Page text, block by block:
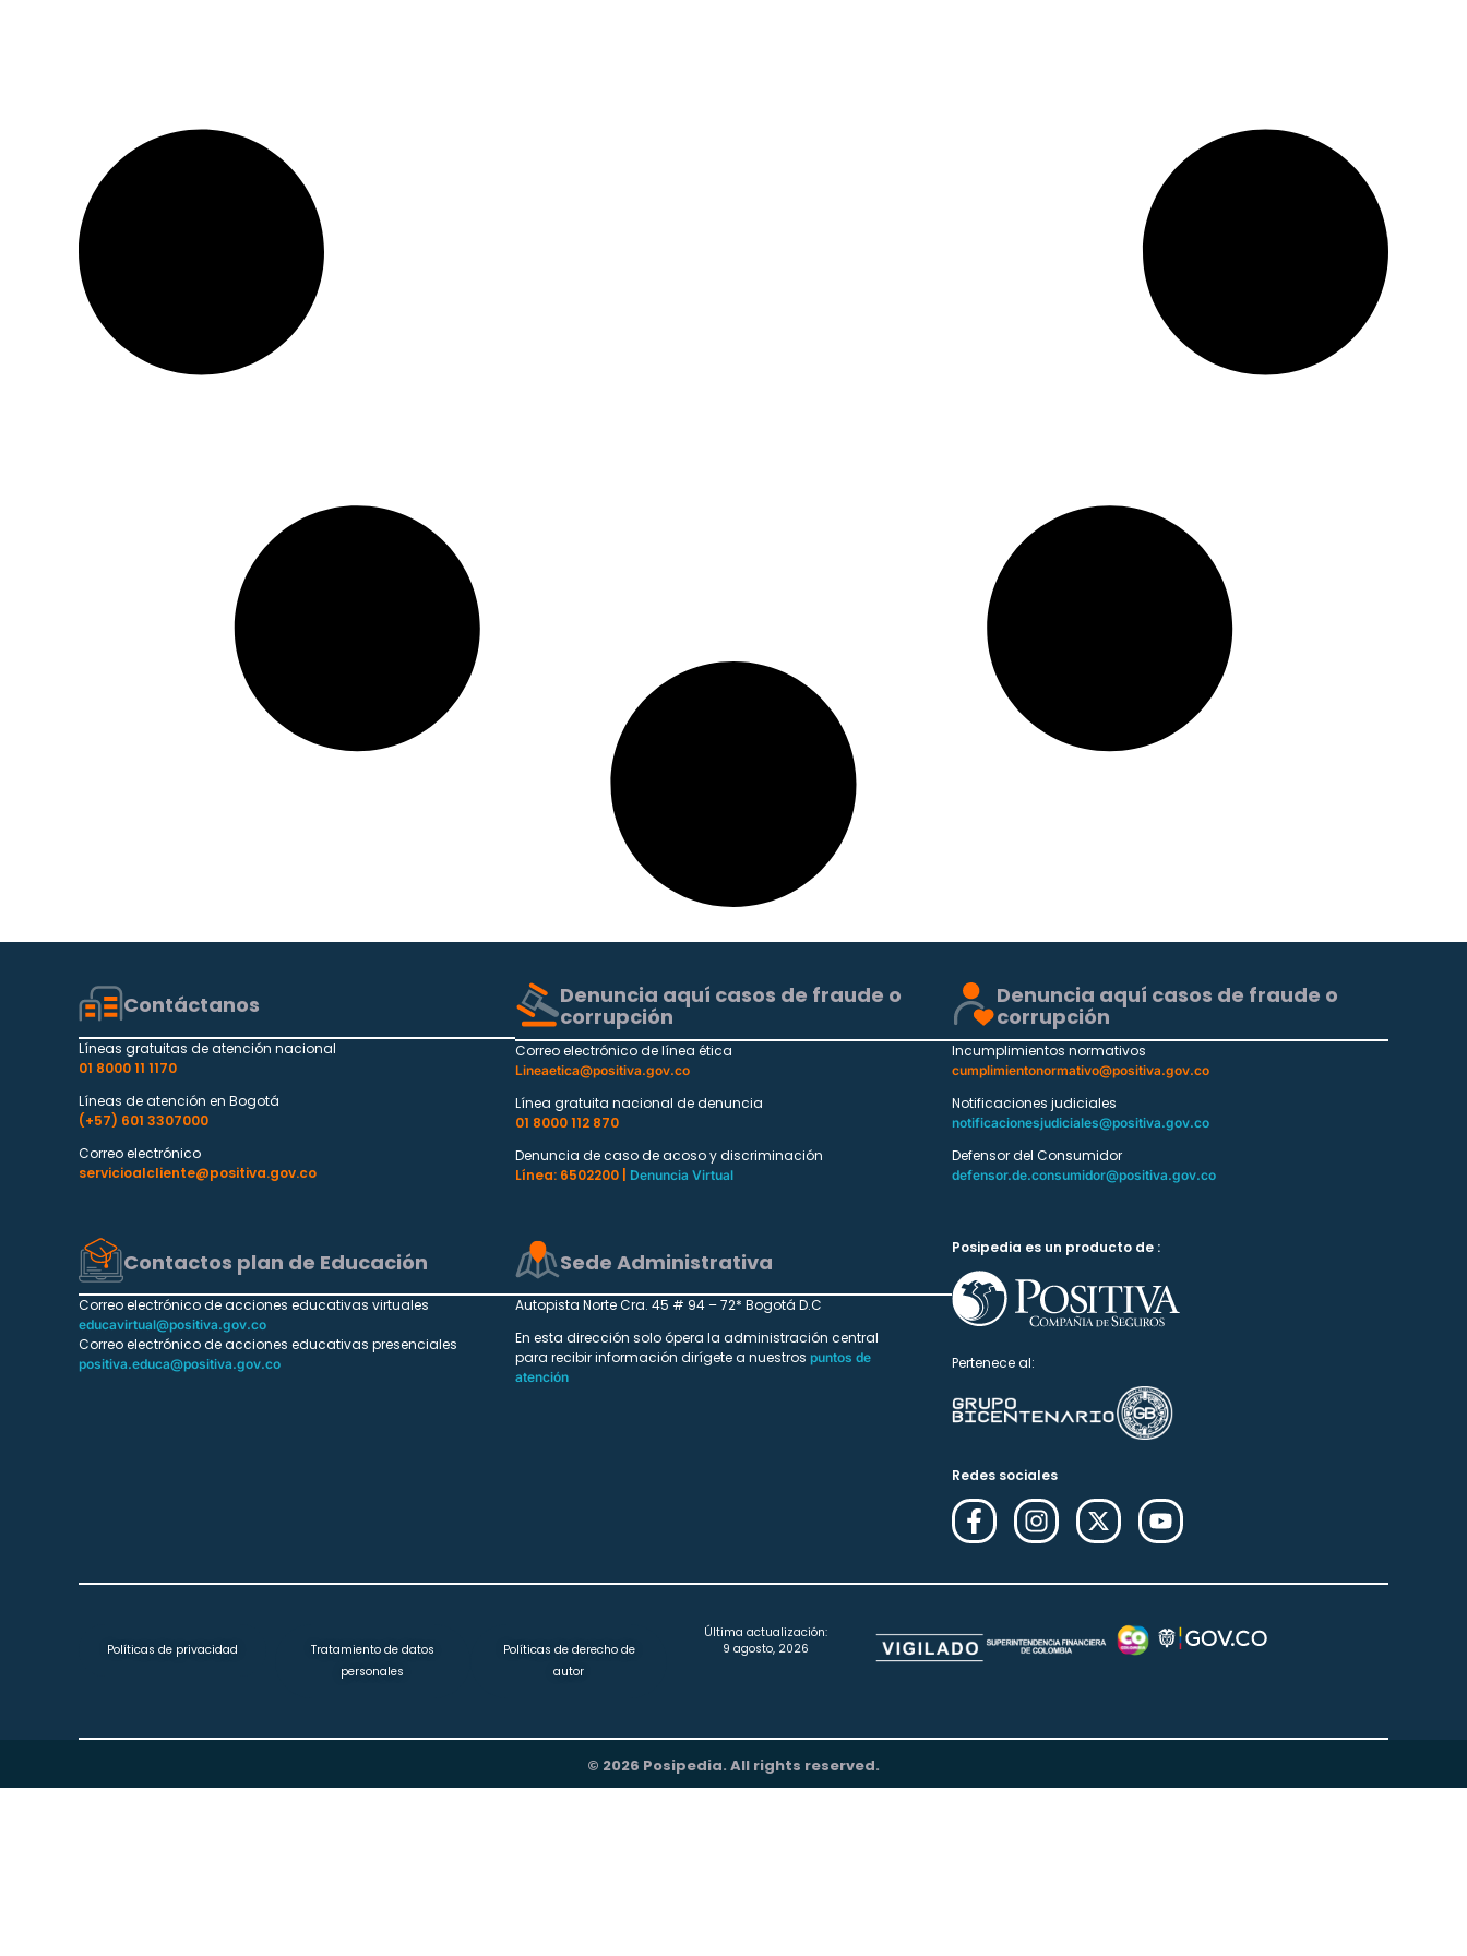
Contáctanos
Líneas gratuitas de atención nacional
01 8000 11 1170
Líneas de atención en Bogotá
(+57) 601 3307000
Correo electrónico
servicioalcliente@positiva.gov.co
Denuncia aquí casos de fraude o
corrupción
Correo electrónico de línea ética
Lineaetica@positiva.gov.co
Línea gratuita nacional de denuncia
01 8000 112 870
Denuncia de caso de acoso y discriminación
Línea: 6502200 |
Denuncia Virtual
Denuncia aquí casos de fraude o
corrupción
Incumplimientos normativos
cumplimientonormativo@positiva.gov.co
Notificaciones judiciales
notificacionesjudiciales@positiva.gov.co
Defensor del Consumidor
defensor.de.consumidor@positiva.gov.co
Contactos plan de Educación
Correo electrónico de acciones educativas virtuales
educavirtual@positiva.gov.co
Correo electrónico de acciones educativas presenciales
positiva.educa@positiva.gov.co
Sede Administrativa
Autopista Norte Cra. 45 # 94 – 72* Bogotá D.C
En esta dirección solo ópera la administración central
para recibir información dirígete a nuestros puntos de
atención
Posipedia es un producto de :
Pertenece al:
Redes sociales
Políticas de privacidad
Tratamiento de datos
personales
Políticas de derecho de
autor
Última actualización:
9 agosto, 2026
© 2026 Posipedia. All rights reserved.